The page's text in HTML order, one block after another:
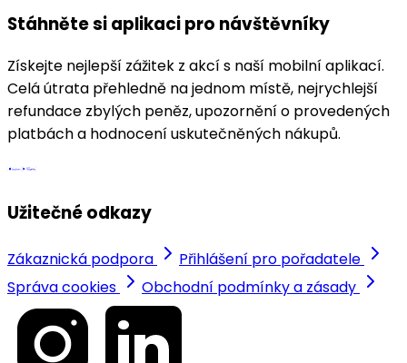
Stáhněte si aplikaci pro návštěvníky
Získejte nejlepší zážitek z akcí s naší mobilní aplikací.
Celá útrata přehledně na jednom místě, nejrychlejší
refundace zbylých peněz, upozornění o provedených
platbách a hodnocení uskutečněných nákupů.
Užitečné odkazy
Zákaznická podpora
Přihlášení pro pořadatele
Správa cookies
Obchodní podmínky a zásady